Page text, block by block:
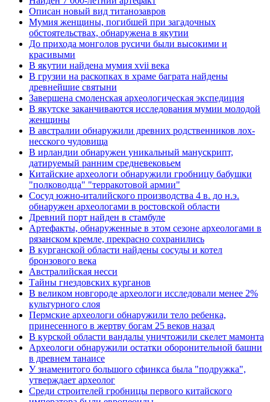
Описан новый вид титанозавров
Мумия женщины, погибшей при загадочных
обстоятельствах, обнаружена в якутии
До прихода монголов русичи были высокими и
красивыми
В якутии найдена мумия xvii века
В грузии на раскопках в храме баграта найдены
древнейшие святыни
Завершена смоленская археологическая экспедиция
В якутске заканчиваются исследования мумии молодой
женщины
В австралии обнаружили древних родственников лох-
несского чудовища
В ирландии обнаружен уникальный манускрипт,
датируемый ранним средневековьем
Китайские археологи обнаружили гробницу бабушки
"полководца" "терракотовой армии"
Сосуд южно-италийского производства 4 в. до н.э.
обнаружен археологами в ростовской области
Древний порт найден в стамбуле
Артефакты, обнаруженные в этом сезоне археологами в
рязанском кремле, прекрасно сохранились
В курганской области найдены сосуды и котел
бронзового века
Австралийская несси
Тайны гнездовских курганов
В великом новгороде археологи исследовали менее 2%
культурного слоя
Пермские археологи обнаружили тело ребенка,
принесенного в жертву богам 25 веков назад
В курской области вандалы уничтожили скелет мамонта
Археологи обнаружили остатки оборонительной башни
в древнем танаисе
У знаменитого большого сфинкса была "подружка",
утверждает археолог
Среди строителей гробницы первого китайского